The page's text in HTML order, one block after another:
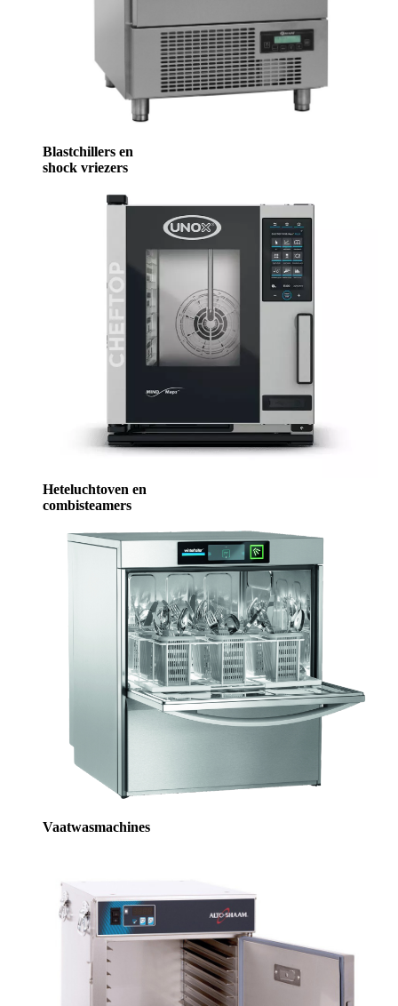
Blastchillers en
shock vriezers
Heteluchtoven en
combisteamers
Vaatwasmachines